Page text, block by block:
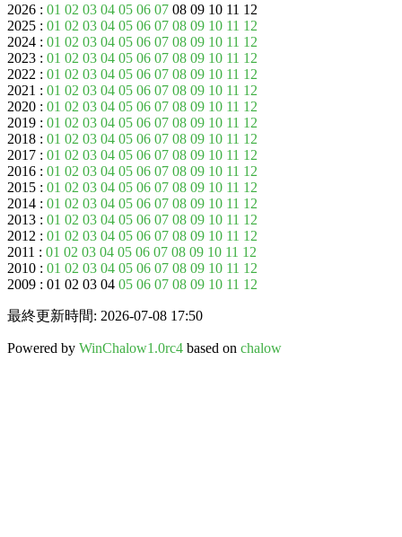
2026 : 01 02 03 04 05 06 07 08 09 10 11 12
2025 : 01 02 03 04 05 06 07 08 09 10 11 12
2024 : 01 02 03 04 05 06 07 08 09 10 11 12
2023 : 01 02 03 04 05 06 07 08 09 10 11 12
2022 : 01 02 03 04 05 06 07 08 09 10 11 12
2021 : 01 02 03 04 05 06 07 08 09 10 11 12
2020 : 01 02 03 04 05 06 07 08 09 10 11 12
2019 : 01 02 03 04 05 06 07 08 09 10 11 12
2018 : 01 02 03 04 05 06 07 08 09 10 11 12
2017 : 01 02 03 04 05 06 07 08 09 10 11 12
2016 : 01 02 03 04 05 06 07 08 09 10 11 12
2015 : 01 02 03 04 05 06 07 08 09 10 11 12
2014 : 01 02 03 04 05 06 07 08 09 10 11 12
2013 : 01 02 03 04 05 06 07 08 09 10 11 12
2012 : 01 02 03 04 05 06 07 08 09 10 11 12
2011 : 01 02 03 04 05 06 07 08 09 10 11 12
2010 : 01 02 03 04 05 06 07 08 09 10 11 12
2009 : 01 02 03 04 05 06 07 08 09 10 11 12
最終更新時間: 2026-07-08 17:50
Powered by WinChalow1.0rc4 based on chalow